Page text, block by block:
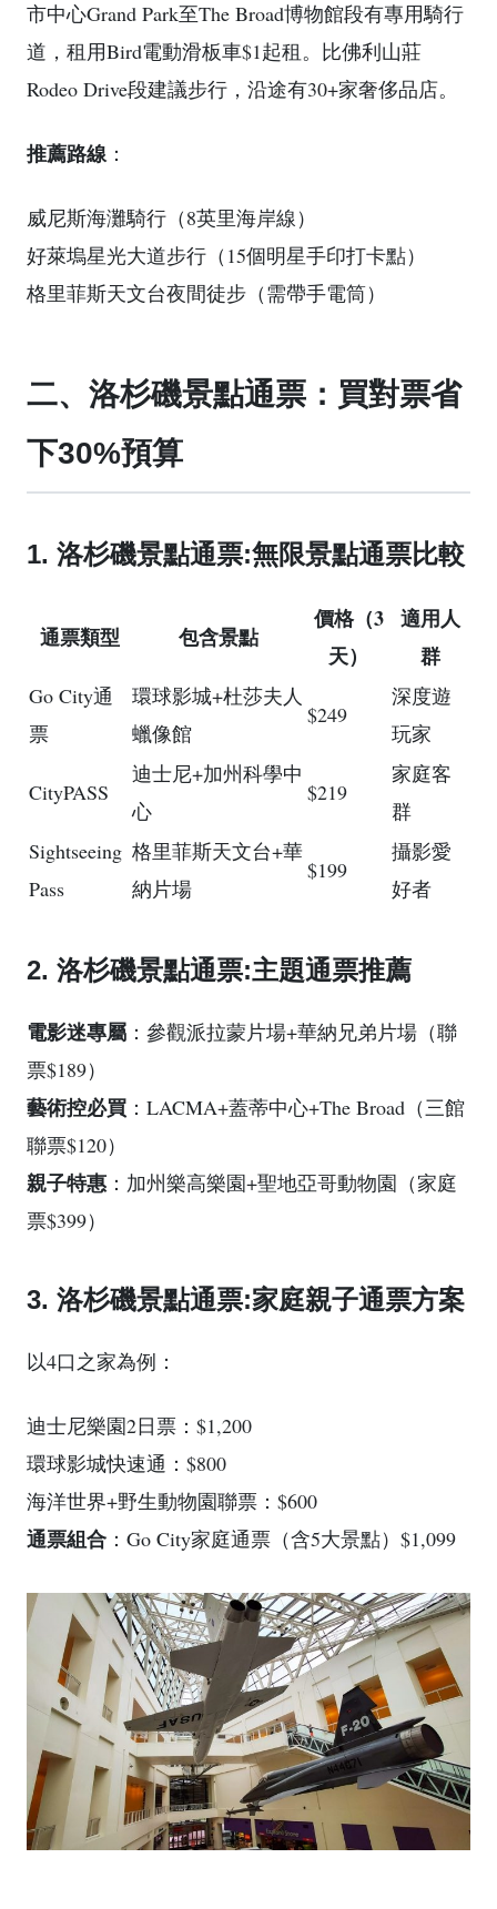
市中心Grand Park至The Broad博物館段有專用騎行
道，租用Bird電動滑板車$1起租。比佛利山莊
Rodeo Drive段建議步行，沿途有30+家奢侈品店。
推薦路線 ：
威尼斯海灘騎行（8英里海岸線）
好萊塢星光大道步行（15個明星手印打卡點）
格里菲斯天文台夜間徒步（需帶手電筒）
二、洛杉磯景點通票：買對票省
下30%預算
1. 洛杉磯景點通票:無限景點通票比較
通票類型 包含景點
價格（3
天）
適用人
群
Go City通
票
環球影城+杜莎夫人
蠟像館
$249
深度遊
玩家
CityPASS
迪士尼+加州科學中
心
$219
家庭客
群
Sightseeing
Pass
格里菲斯天文台+華
納片場
$199
攝影愛
好者
2. 洛杉磯景點通票:主題通票推薦
電影迷專屬 ：參觀派拉蒙片場+華納兄弟片場（聯
票$189）
藝術控必買 ：LACMA+蓋蒂中心+The Broad（三館
聯票$120）
親子特惠 ：加州樂高樂園+聖地亞哥動物園（家庭
票$399）
3. 洛杉磯景點通票:家庭親子通票方案
以4口之家為例：
迪士尼樂園2日票：$1,200
環球影城快速通：$800
海洋世界+野生動物園聯票：$600
通票組合 ：Go City家庭通票（含5大景點）$1,099